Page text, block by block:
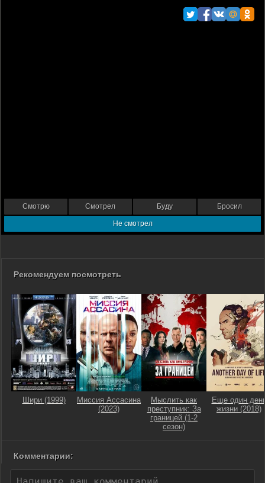
Смотрю Смотрел Буду Бросил
Не смотрел
Рекомендуем посмотреть
Шири (1999)
Миссия Ассасина
(2023)
Мыслить как
преступник: За
границей (1-2
сезон)
Еще один
жизни (2018)
Комментарии: